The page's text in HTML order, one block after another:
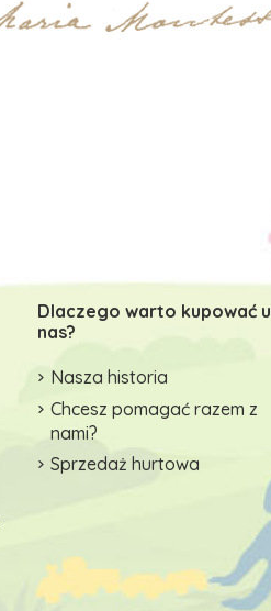
Dlaczego warto kupować u
nas?
Nasza historia
Chcesz pomagać razem z
nami?
Sprzedaż hurtowa